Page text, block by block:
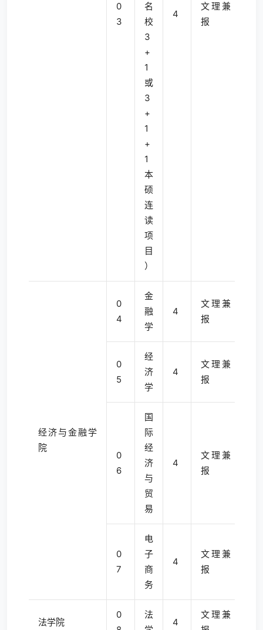
0
3
名
校
3
+
1
或
3
+
1
+
1
本
硕
连
读
项
目
）
4
文理兼
报
经济与金融学
院
0
4
金
融
学
4
文理兼
报
0
5
经
济
学
4
文理兼
报
0
6
国
际
经
济
与
贸
易
4
文理兼
报
0
7
电
子
商
务
4
文理兼
报
法学院
0
法
4
文理兼